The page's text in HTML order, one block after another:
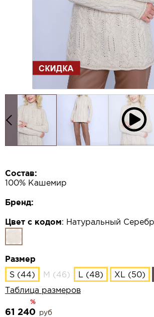
Состав:
100% Кашемир
Бренд:
Цвет с кодом: Натуральный
Размер
S (44)
M (46) L (48) XL (50)
Таблица размеров
%
61 240 руб